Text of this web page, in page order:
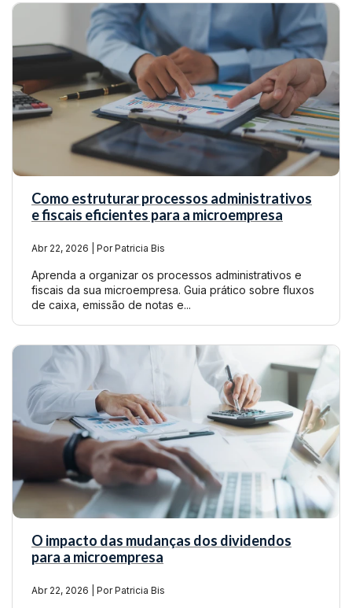
Como estruturar processos administrativos
e fiscais eficientes para a microempresa
Abr 22, 2026 | Por Patricia Bis
Aprenda a organizar os processos administrativos e
fiscais da sua microempresa. Guia prático sobre fluxos
de caixa, emissão de notas e...
O impacto das mudanças dos dividendos
para a microempresa
Abr 22, 2026 | Por Patricia Bis